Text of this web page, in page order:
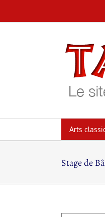
au
Arts
Stage de